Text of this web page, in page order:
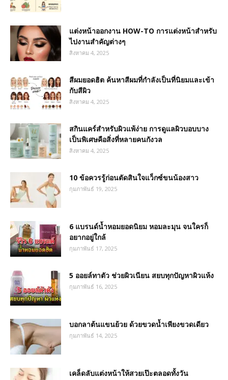
แต่งหน้าออกงาน HOW-TO การแต่งหน้าสำหรับ
ไปงานสำคัญต่างๆ
สิงหาคม 4, 2025
สีผมยอดฮิต ค้นหาสีผมที่กำลังเป็นที่นิยมและเข้า
กับสีผิว
สิงหาคม 4, 2025
สกินแคร์สำหรับผิวแพ้ง่าย การดูแลผิวบอบบาง
เป็นพิเศษคือสิ่งที่หลายคนกังวล
สิงหาคม 4, 2025
10 ข้อควรรู้ก่อนตัดสินใจแว็กซ์ขนน้องสาว
กุมภาพันธ์ 19, 2025
6 แบรนด์น้ำหอมยอดนิยม หอมละมุน จนใครก็
อยากอยู่ใกล้
กุมภาพันธ์ 17, 2025
5 ออยล์ทาตัว ช่วยผิวเนียน สยบทุกปัญหาผิวแห้ง
กุมภาพันธ์ 16, 2025
บอกลาต้นแขนย้วย ด้วยขวดน้ำเพียงขวดเดียว
กุมภาพันธ์ 14, 2025
เคล็ดลับแต่งหน้าให้สวยเป๊ะตลอดทั้งวัน